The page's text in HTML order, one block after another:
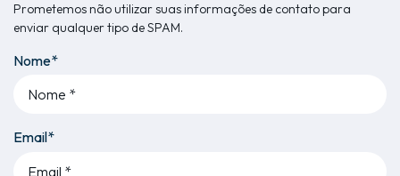
Prometemos não utilizar suas informações de contato para
enviar qualquer tipo de SPAM.
Nome*
Email*